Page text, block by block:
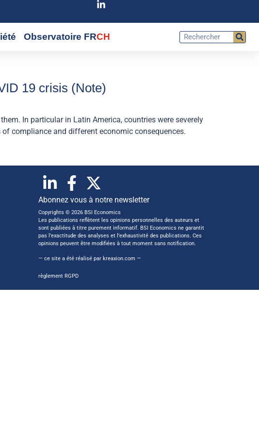
Observatoire FRCH
19 crisis (Note)
In particular in Latin America, countries were severely
compliance and different economic consequences.
Abonnez vous à notre newsletter
Copyrights © 2026 BSI Economics
Les publications reflètent les opinions personnelles des auteurs et
sont publiées à titre purement informatif. BSI Economics ne garantit
pas l’exactitude des analyses et l’exhaustivité des publications. Ces
opinions peuvent être modifiées à tout moment sans notification.
— ce site a été réalisé par kreaxion.com —
règlement RGPD